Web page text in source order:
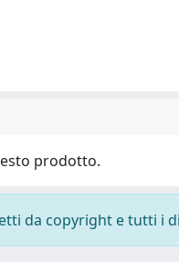
prodotto.
da copyright e tutti i